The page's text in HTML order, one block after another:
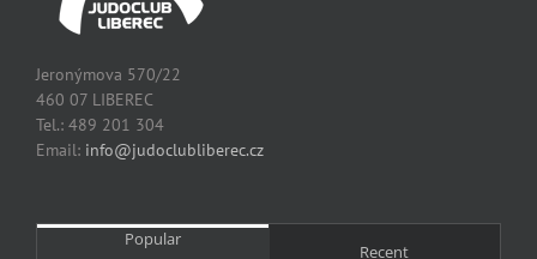
Jeronýmova 570/22
460 07 LIBEREC
Tel.: 489 201 304
Email: info@judoclubliberec.cz
Popular
Recent